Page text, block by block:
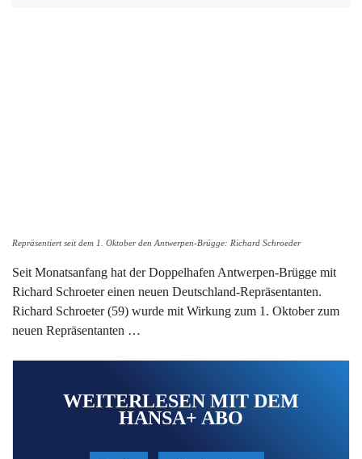
Repräsentiert seit dem 1. Oktober den Antwerpen-Brügge: Richard Schroeder
Seit Monatsanfang hat der Doppelhafen Antwerpen-Brügge mit
Richard Schroeter einen neuen Deutschland-Repräsentanten.
Richard Schroeter (59) wurde mit Wirkung zum 1. Oktober zum
neuen Repräsentanten …
WEITERLESEN MIT DEM
HANSA+ ABO